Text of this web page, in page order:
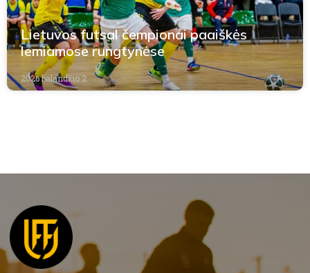
Lietuvos futsal čempionai paaiškės
lemiamose rungtynėse
2026 balandžio 2